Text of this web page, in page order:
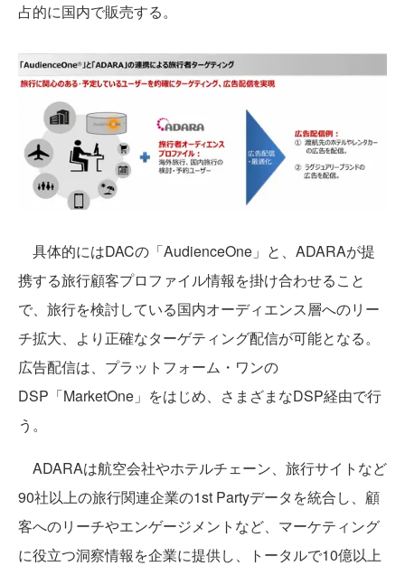
占的に国内で販売する。
具体的にはDACの「AudienceOne」と、ADARAが提
携する旅行顧客プロファイル情報を掛け合わせること
で、旅行を検討している国内オーディエンス層へのリー
チ拡大、より正確なターゲティング配信が可能となる。
広告配信は、プラットフォーム・ワンの
DSP「MarketOne」をはじめ、さまざまなDSP経由で行
う。
ADARAは航空会社やホテルチェーン、旅行サイトなど
90社以上の旅行関連企業の1st Partyデータを統合し、顧
客へのリーチやエンゲージメントなど、マーケティング
に役立つ洞察情報を企業に提供し、トータルで10億以上